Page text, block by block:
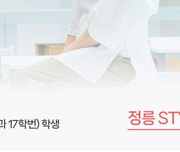
17학번) 학생